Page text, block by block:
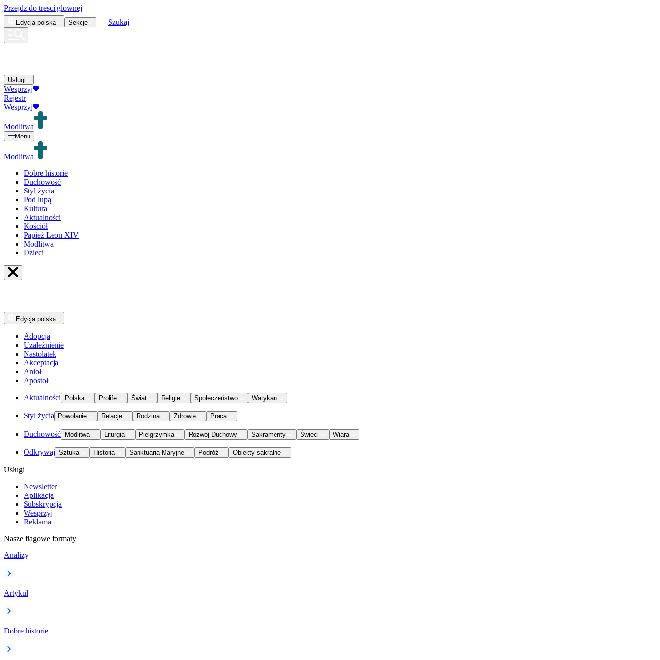
Przejdz do tresci glownej
Edycja polska Sekcje Szukaj
Usługi
Wesprzyj
Rejestr
Wesprzyj
Modlitwa
Menu
Modlitwa
Dobre historie
Duchowość
Styl życia
Pod lupą
Kultura
Aktualności
Kościół
Papież Leon XIV
Modlitwa
Dzieci
Edycja polska
Adopcja
Uzależnienie
Nastolatek
Akceptacja
Anioł
Apostoł
Aktualności Polska Prolife Świat Religie Społeczeństwo Watykan
Styl życia Powołanie Relacje Rodzina Zdrowie Praca
Duchowość Modlitwa Liturgia Pielgrzymka Rozwój Duchowy Sakramenty Święci Wiara
Odkrywaj Sztuka Historia Sanktuaria Maryjne Podróż Obiekty sakralne
Usługi
Newsletter
Aplikacja
Subskrypcja
Wesprzyj
Reklama
Nasze flagowe formaty
Analizy
Artykuł
Dobre historie